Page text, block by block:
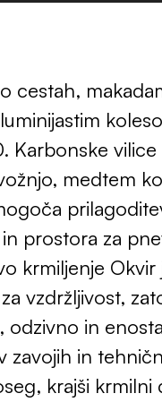
cestah,
Karbonske
medtem
prostora za
krmiljenje Okvir
vzdržljivost,
odzivno in
zavojih in
krajši krmilni